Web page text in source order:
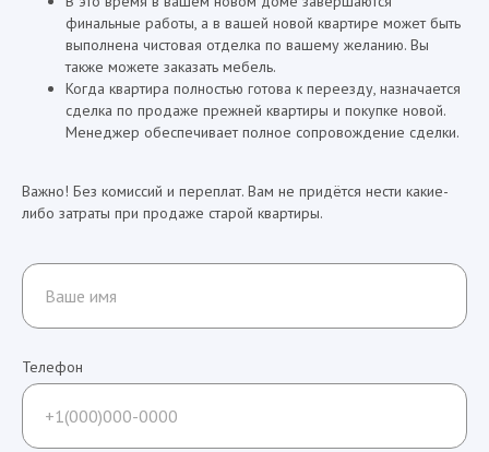
финальные работы, а в вашей новой квартире может быть
выполнена чистовая отделка по вашему желанию. Вы
также можете заказать мебель.
Когда квартира полностью готова к переезду, назначается
сделка по продаже прежней квартиры и покупке новой.
Менеджер обеспечивает полное сопровождение сделки.
Важно! Без комиссий и переплат. Вам не придётся нести какие-
либо затраты при продаже старой квартиры.
Телефон